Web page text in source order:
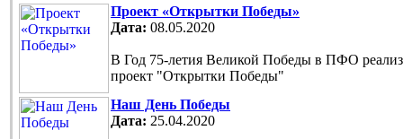
Проект «Открытки Победы»
Дата: 08.05.2020
В Год 75-летия Великой Победы в ПФО
проект "Открытки Победы"
Наш День Победы
Дата: 25.04.2020